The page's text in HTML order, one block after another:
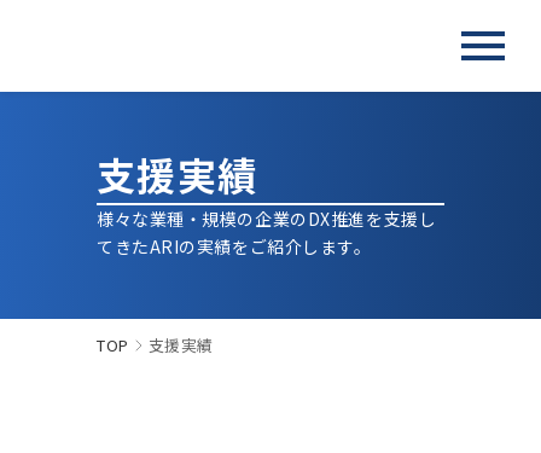
支援実績
様々な業種・規模の企業のDX推進を支援し
てきたARIの実績をご紹介します。
TOP 支援実績
menu